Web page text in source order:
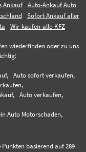
Ankauf
Auto-Ankauf Auto
Sofort Ankauf aller
Wir-kaufen-alle-KFZ
wiederfinden oder zu uns
Auto sofort verkaufen,
Auto verkaufen,
Auto Motorschaden,
basierend auf289